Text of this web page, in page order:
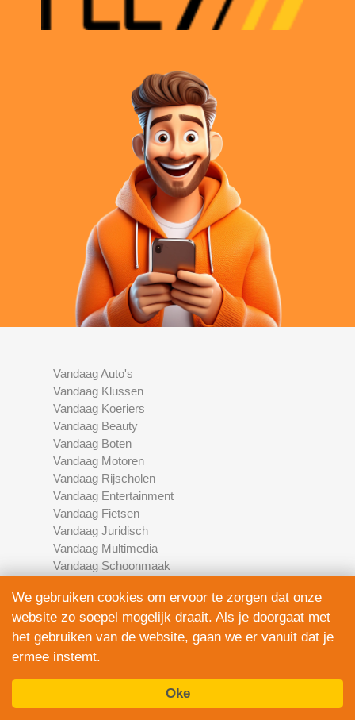
Vandaag Auto's
Vandaag Klussen
Vandaag Koeriers
Vandaag Beauty
Vandaag Boten
Vandaag Motoren
Vandaag Rijscholen
Vandaag Entertainment
Vandaag Fietsen
Vandaag Juridisch
Vandaag Multimedia
Vandaag Schoonmaak
Vandaag Elektronica
Vandaag Financieel
Vandaag Development
Vandaag Marketing
We gebruiken cookies om ervoor te zorgen dat onze
website zo soepel mogelijk draait. Als je doorgaat met
het gebruiken van de website, gaan we er vanuit dat je
ermee instemt.
Oke